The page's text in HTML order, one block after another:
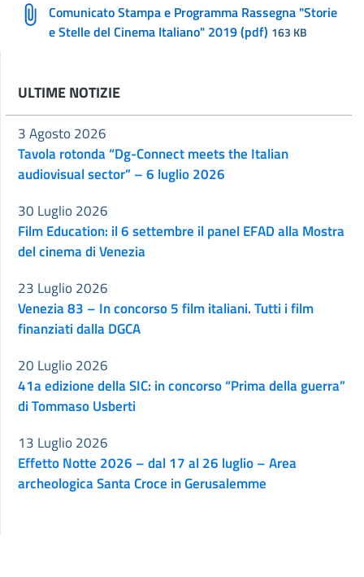
Comunicato Stampa e Programma Rassegna "Storie
e Stelle del Cinema Italiano" 2019 (pdf) 163 KB
ULTIME NOTIZIE
Tavola rotonda “Dg-Connect meets the Italian
audiovisual sector” – 6 luglio 2026
3 Agosto 2026
Film Education: il 6 settembre il panel EFAD alla Mostra
del cinema di Venezia
30 Luglio 2026
Venezia 83 – In concorso 5 film italiani. Tutti i film
finanziati dalla DGCA
23 Luglio 2026
41a edizione della SIC: in concorso “Prima della guerra”
di Tommaso Usberti
20 Luglio 2026
Effetto Notte 2026 – dal 17 al 26 luglio – Area
archeologica Santa Croce in Gerusalemme
13 Luglio 2026